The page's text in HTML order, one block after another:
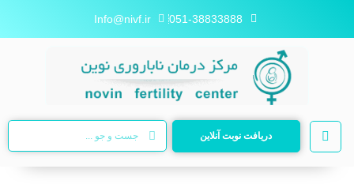
051-38833888
Info@nivf.ir
دریافت نوبت آنلاین